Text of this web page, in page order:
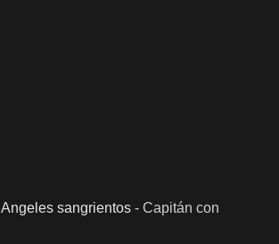
Angeles sangrientos - Capitán con